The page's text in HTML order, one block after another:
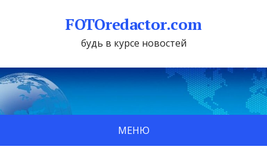
FOTOredactor.com
будь в курсе новостей
МЕНЮ